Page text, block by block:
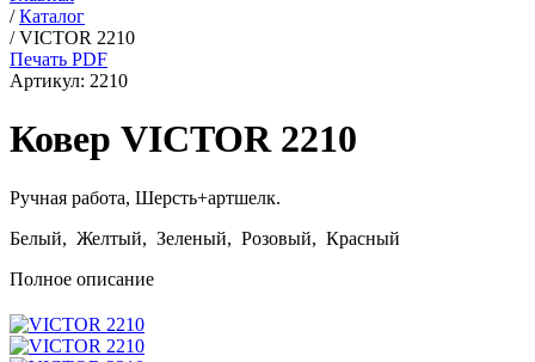
/Каталог
/VICTOR 2210
Печать PDF
Артикул: 2210
Ковер VICTOR 2210
Ручная работа, Шерсть+артшелк.
Белый, Желтый, Зеленый, Розовый, Красный
Полное описание